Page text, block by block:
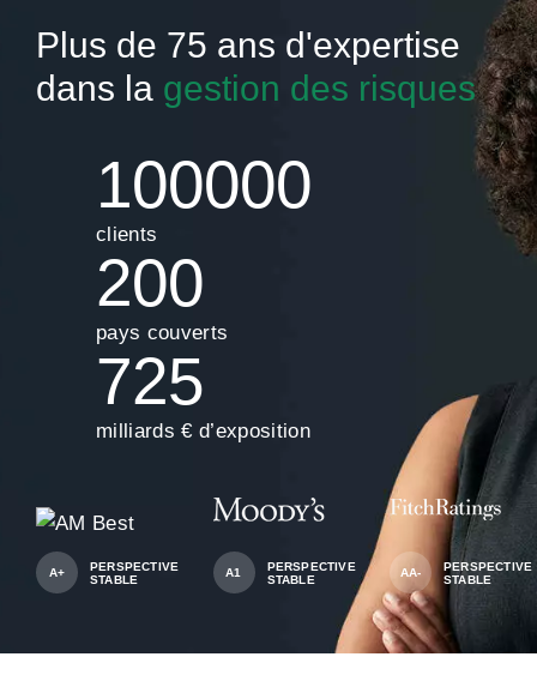
Plus de 75 ans d'expertise
dans la gestion des risques
100000
clients
200
pays couverts
725
milliards € d’exposition
A+
PERSPECTIVE
STABLE
A1
PERSPECTIVE
STABLE
AA-
PERSPECTIVE
STABLE